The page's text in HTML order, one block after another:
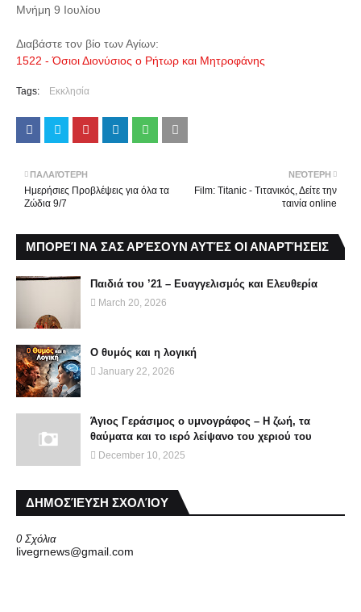
Μνήμη 9 Ιουλίου
Διαβάστε τον βίο των Αγίων:
1522 - Όσιοι Διονύσιος ο Ρήτωρ και Μητροφάνης
Tags: Εκκλησία
ΝΕΌΤΕΡΗ
Film: Titanic - Τιτανικός, Δείτε την
ταινία online
ΠΑΛΑΙΌΤΕΡΗ
Ημερήσιες Προβλέψεις για όλα τα
Ζώδια 9/7
ΜΠΟΡΕΊ ΝΑ ΣΑΣ ΑΡΈΣΟΥΝ ΑΥΤΈΣ ΟΙ ΑΝΑΡΤΉΣΕΙΣ
Παιδιά του ’21 – Ευαγγελισμός και Ελευθερία
March 20, 2026
Ο θυμός και η λογική
January 22, 2026
Άγιος Γεράσιμος ο υμνογράφος – Η ζωή, τα
θαύματα και το ιερό λείψανο του χεριού του
December 10, 2025
ΔΗΜΟΣΊΕΥΣΗ ΣΧΟΛΊΟΥ
0 Σχόλια
livegrnews@gmail.com